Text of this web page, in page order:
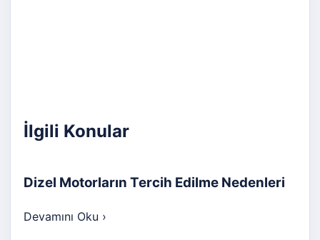
İlgili Konular
Dizel Motorların Tercih Edilme Nedenleri
Devamını Oku ›